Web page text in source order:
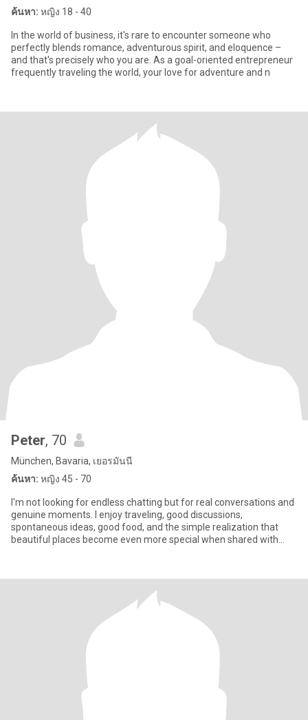
ค้นหา: หญิง 18 - 40
In the world of business, it's rare to encounter someone who
perfectly blends romance, adventurous spirit, and eloquence –
and that's precisely who you are. As a goal-oriented entrepreneur
frequently traveling the world, your love for adventure and n
Peter, 70
München, Bavaria, เยอรมันนี
ค้นหา: หญิง 45 - 70
I'm not looking for endless chatting but for real conversations and
genuine moments. I enjoy traveling, good discussions,
spontaneous ideas, good food, and the simple realization that
beautiful places become even more special when shared with